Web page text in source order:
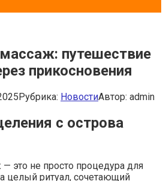
путешествие
прикосновения
Рубрика: НовостиАвтор: admin
с острова
это не просто процедура для
целый ритуал, сочетающий